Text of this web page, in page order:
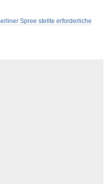
Spree stellte erforderliche